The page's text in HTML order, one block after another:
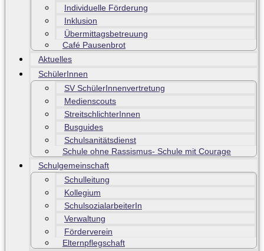
Individuelle Förderung
Inklusion
Übermittagsbetreuung
Café Pausenbrot
Aktuelles
SchülerInnen
SV SchülerInnenvertretung
Medienscouts
StreitschlichterInnen
Busguides
Schulsanitätsdienst
Schule ohne Rassismus- Schule mit Courage
Schulgemeinschaft
Schulleitung
Kollegium
SchulsozialarbeiterIn
Verwaltung
Förderverein
Elternpflegschaft